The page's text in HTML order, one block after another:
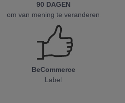
90 DAGEN
om van mening te veranderen
BeCommerce
Label